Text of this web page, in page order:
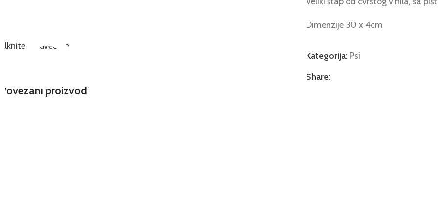
Klknite da uvećate
Dimenzije 30 x 4cm
Kategorija: Psi
Share:
Povezani proizvodi